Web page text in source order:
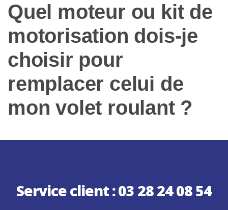
Quel moteur ou kit de
motorisation dois-je
choisir pour
remplacer celui de
mon volet roulant ?
Service client :03 28 24 08 54